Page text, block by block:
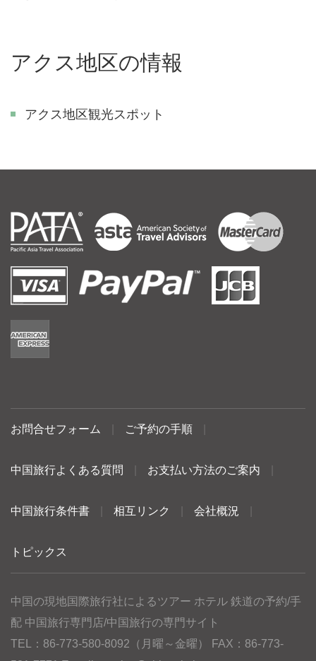
アクス地区の情報
アクス地区観光スポット
お問合せフォーム ご予約の手順
中国旅行よくある質問 お支払い方法のご案内
中国旅行条件書 相互リンク 会社概況
トピックス
中国の現地国際旅行社によるツアー ホテル 鉄道の予約/手
配 中国旅行専門店/中国旅行の専門サイト
TEL：86-773-580-8092（月曜～金曜） FAX：86-773-